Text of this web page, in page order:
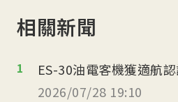
相關新聞
1
2026/07/28 19:10